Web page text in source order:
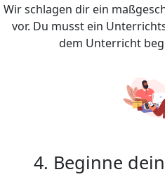
Wir schlagen dir ein
vor. Du musst ein
dem Unterricht
4. Beginne